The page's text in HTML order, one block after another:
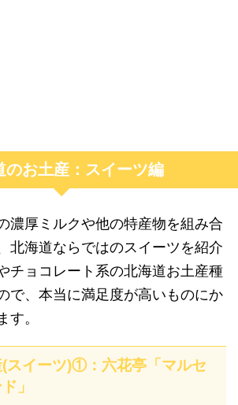
のお土産：スイーツ編
濃厚ミルクや他の特産物を組み合
北海道ならではのスイーツを紹介
チョコレート系の北海道お土産種
で、本当に満足度が高いものにか
す。
スイーツ)①：六花亭「マルセ
」